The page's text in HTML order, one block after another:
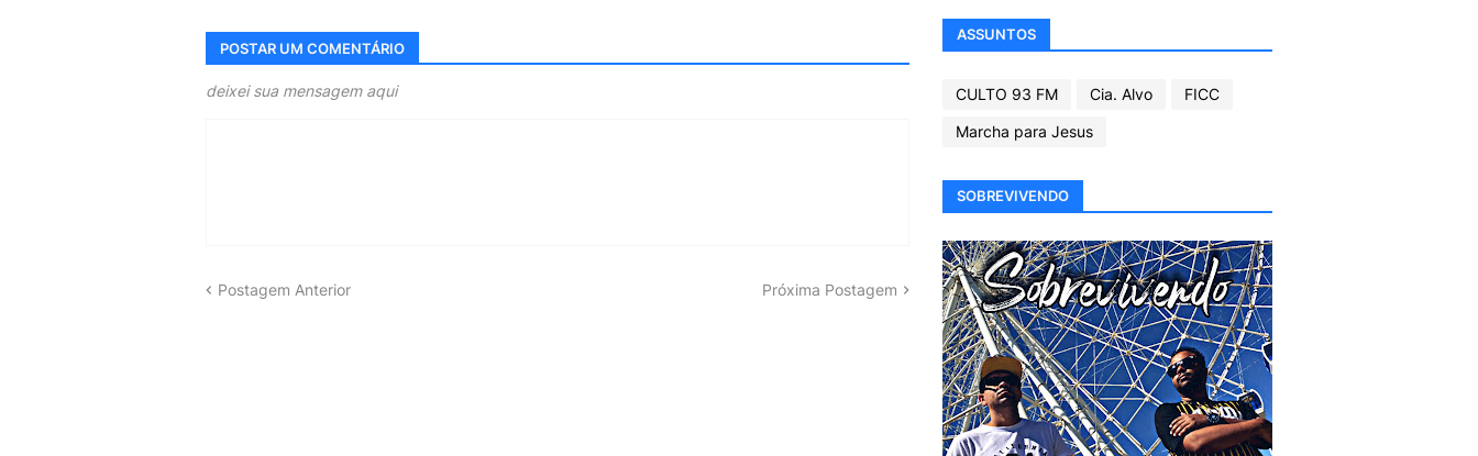
POSTAR UM COMENTÁRIO
deixei sua mensagem aqui
Postagem Anterior Próxima Postagem
ASSUNTOS
CULTO 93 FM Cia. Alvo
FICC
Marcha para Jesus
SOBREVIVENDO